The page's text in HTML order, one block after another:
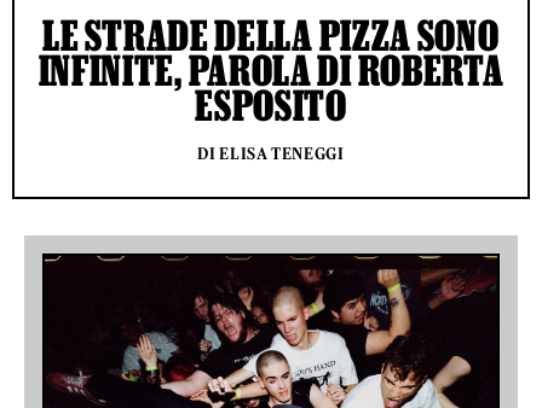
LE STRADE DELLA PIZZA SONO
INFINITE, PAROLA DI ROBERTA
ESPOSITO
DI ELISA TENEGGI